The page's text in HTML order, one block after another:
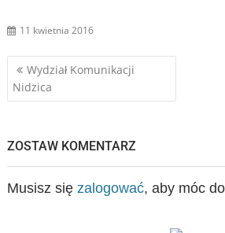
11 kwietnia 2016
Nawigacja
wpisu
Wydział Komunikacji
Nidzica
ZOSTAW KOMENTARZ
Musisz się zalogować, aby móc